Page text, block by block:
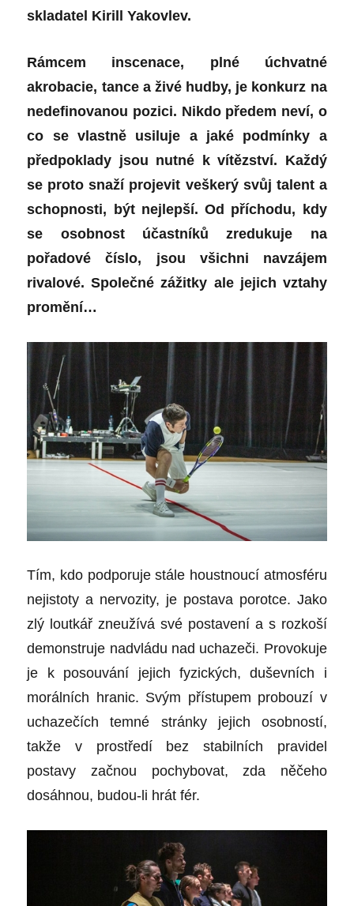
skladatel Kirill Yakovlev.
Rámcem inscenace, plné úchvatné
akrobacie, tance a živé hudby, je konkurz na
nedefinovanou pozici. Nikdo předem neví, o
co se vlastně usiluje a jaké podmínky a
předpoklady jsou nutné k vítězství. Každý
se proto snaží projevit veškerý svůj talent a
schopnosti, být nejlepší. Od příchodu, kdy
se osobnost účastníků zredukuje na
pořadové číslo, jsou všichni navzájem
rivalové. Společné zážitky ale jejich vztahy
promění…
Tím, kdo podporuje stále houstnoucí atmosféru
nejistoty a nervozity, je postava porotce. Jako
zlý loutkář zneužívá své postavení a s rozkoší
demonstruje nadvládu nad uchazeči. Provokuje
je k posouvání jejich fyzických, duševních i
morálních hranic. Svým přístupem probouzí v
uchazečích temné stránky jejich osobností,
takže v prostředí bez stabilních pravidel
postavy začnou pochybovat, zda něčeho
dosáhnou, budou-li hrát fér.